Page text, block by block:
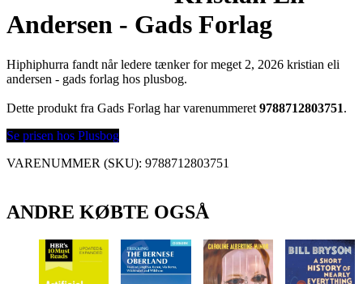
Andersen - Gads Forlag
Hiphiphurra fandt når ledere tænker for meget 2, 2026 kristian eli
andersen - gads forlag hos plusbog.
Dette produkt fra Gads Forlag har varenummeret 9788712803751.
Se prisen hos Plusbog
VARENUMMER (SKU): 9788712803751
ANDRE KØBTE OGSÅ